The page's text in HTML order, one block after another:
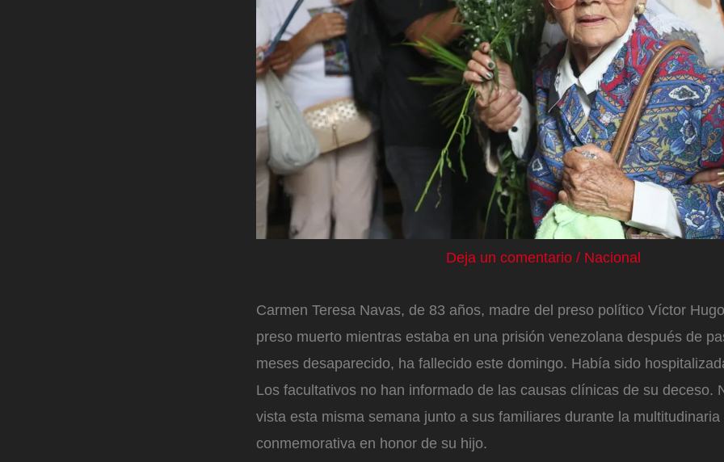
Deja un comentario / Nacional
Carmen Teresa Navas, de 83 años, madre del preso político Víctor
preso muerto mientras estaba en una prisión venezolana después de
meses desaparecido, ha fallecido este domingo. Había sido
Los facultativos no han informado de las causas clínicas de su deceso.
vista esta misma semana junto a sus familiares durante la multitudinaria
conmemorativa en honor de su hijo.